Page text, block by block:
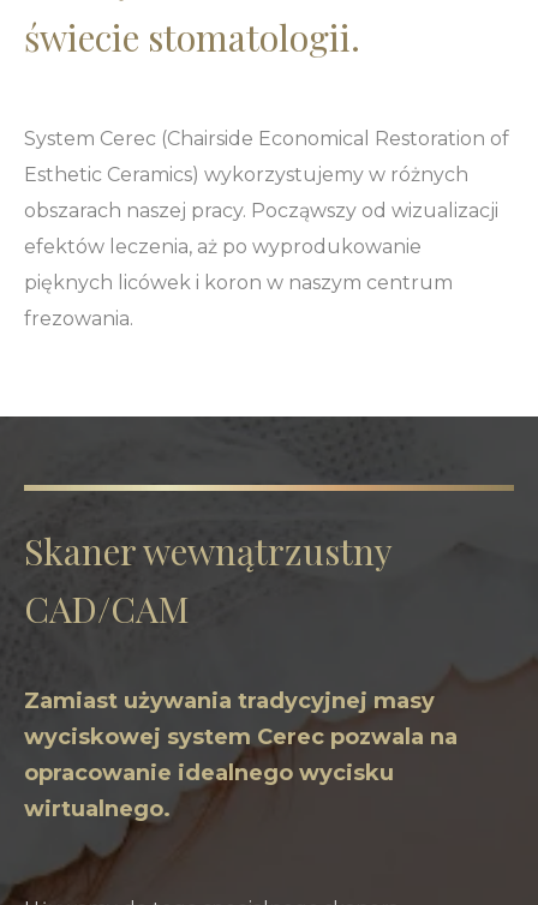
świecie stomatologii.
System Cerec (Chairside Economical Restoration of
Esthetic Ceramics) wykorzystujemy w różnych
obszarach naszej pracy. Począwszy od wizualizacji
efektów leczenia, aż po wyprodukowanie
pięknych licówek i koron w naszym centrum
frezowania.
Skaner wewnątrzustny
CAD/CAM
Zamiast używania tradycyjnej masy
wyciskowej system Cerec pozwala na
opracowanie idealnego wycisku
wirtualnego.